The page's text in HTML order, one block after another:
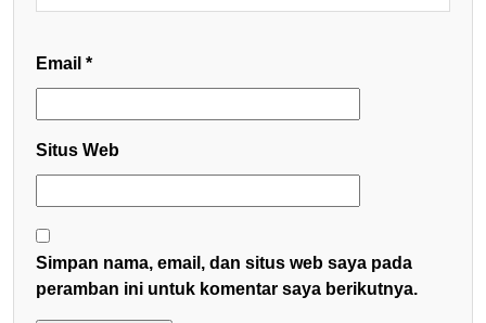
Email *
Situs Web
Simpan nama, email, dan situs web saya pada
peramban ini untuk komentar saya berikutnya.